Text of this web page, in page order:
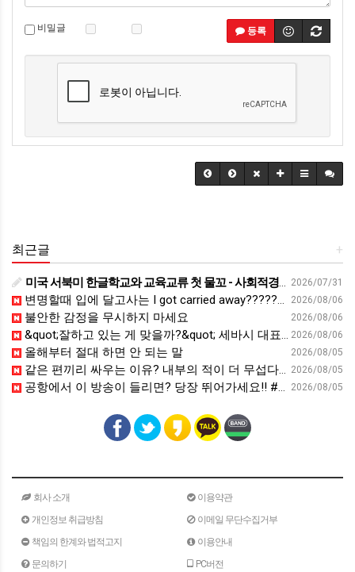
등록
비밀글
+
최근글
2026/07/31
미국 서북미 한글학교와 교육교류 첫 물꼬 - 사회적경제뉴스
2026/08/06
변명할때 입에 달고사는 I got carried away????????
2026/08/06
불안한 감정을 무시하지 마세요
2026/08/06
&quot;잘하고 있는 게 맞을까?&quot; 세바시 대표가 비교 지옥에서 탈출한 방법 [#세바시45 에디토리얼 ep.2]
2026/08/05
올해부터 절대 하면 안 되는 말
2026/08/05
같은 편끼리 싸우는 이유? 내부의 적이 더 무섭다? 인간이 갈등을 빚는 이유ㅣ최재천의 아마존
2026/08/05
공항에서 이 방송이 들리면? 당장 뛰어가세요!! #영어회화 #영어표현 #영어공부
회사 소개
이용약관
개인정보 취급방침
이메일 무단수집거부
책임의 한계와 법적고지
이용안내
문의하기
PC버전